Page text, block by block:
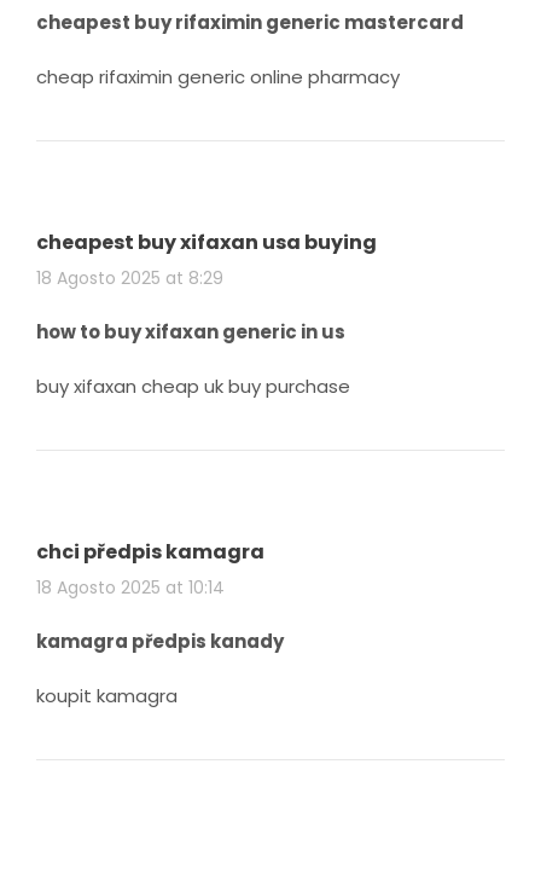
cheapest buy rifaximin generic mastercard
cheap rifaximin generic online pharmacy
cheapest buy xifaxan usa buying
18 Agosto 2025 at 8:29
how to buy xifaxan generic in us
buy xifaxan cheap uk buy purchase
chci předpis kamagra
18 Agosto 2025 at 10:14
kamagra předpis kanady
koupit kamagra